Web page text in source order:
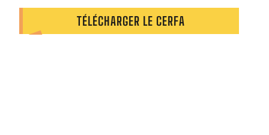
TÉLÉCHARGER LE CERFA